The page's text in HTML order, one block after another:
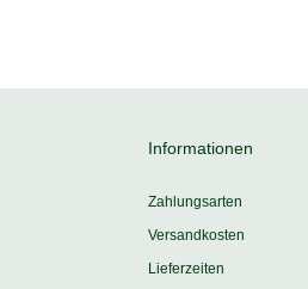
Informationen
Zahlungsarten
Versandkosten
Lieferzeiten